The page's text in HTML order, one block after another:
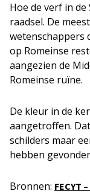
Hoe de verf in
raadsel. De
wetenschappers
op Romeinse
aangezien de
Romeinse ruïne.
De kleur in de
aangetroffen.
schilders maar
hebben
Bronnen: FECYT